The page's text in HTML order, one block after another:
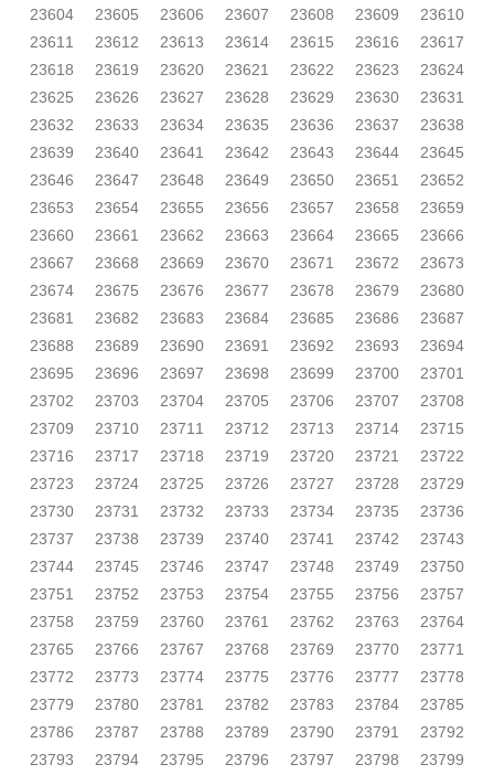
23604 23605 23606 23607 23608 23609
23610
23611
23612 23613 23614 23615 23616
23617
23618
23619 23620 23621 23622 23623
23624
23625
23626 23627 23628 23629 23630
23631
23632
23633 23634 23635 23636 23637
23638
23639
23640 23641 23642 23643 23644
23645
23646
23647 23648 23649 23650 23651
23652
23653
23654 23655 23656 23657 23658
23659
23660
23661 23662 23663 23664 23665
23666
23667
23668 23669 23670 23671 23672
23673
23674
23675 23676 23677 23678 23679
23680
23681
23682 23683 23684 23685 23686
23687
23688
23689 23690 23691 23692 23693
23694
23695
23696 23697 23698 23699 23700
23701
23702
23703 23704 23705 23706 23707
23708
23709
23710 23711 23712 23713 23714
23715
23716
23717 23718 23719 23720 23721
23722
23723
23724 23725 23726 23727 23728
23729
23730
23731 23732 23733 23734 23735
23736
23737
23738 23739 23740 23741 23742
23743
23744
23745 23746 23747 23748 23749
23750
23751
23752 23753 23754 23755 23756
23757
23758
23759 23760 23761 23762 23763
23764
23765
23766 23767 23768 23769 23770
23771
23772
23773 23774 23775 23776 23777
23778
23779
23780 23781 23782 23783 23784
23785
23786
23787 23788 23789 23790 23791
23792
23793
23794 23795 23796 23797 23798
23799